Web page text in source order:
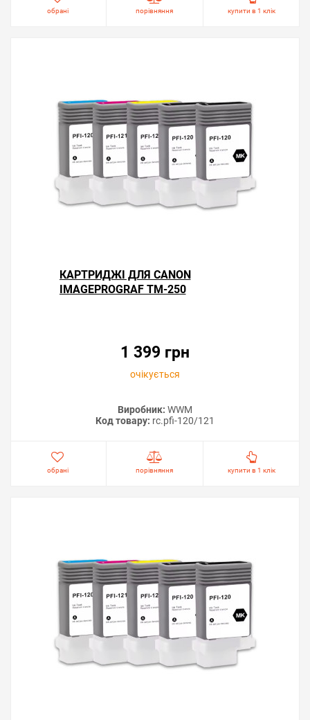
обрані порівняння купити в 1 клік
КАРТРИДЖІ ДЛЯ CANON
IMAGEPROGRAF TM-250
1 399 грн
очікується
Виробник: WWM
Код товару: rc.pfi-120/121
обрані порівняння купити в 1 клік